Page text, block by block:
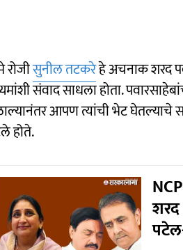
रोजीसुनील तटकरेहे अचनाक शरद
संवाद साधला होता.
आपण त्यांची भेट घेतल्याचे
होते.
शरद